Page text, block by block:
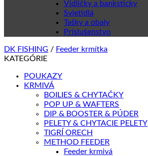
Vidličky a banksticky
Svietidlá
Tašky a obaly
Príslušenstvo
DK FISHING / Feeder krmítka
KATEGÓRIE
POUKAZY
KRMIVÁ
BOILIES & CHYTAČKY
POP UP & WAFTERS
DIP & BOOSTER & PÚDER
PELETY & CHYTACIE PELETY
TIGRÍ ORECH
METHOD FEEDER
Feeder krmivá